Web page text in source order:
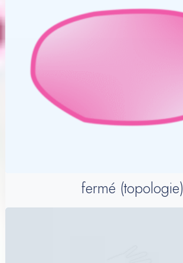
fermé (topologie)